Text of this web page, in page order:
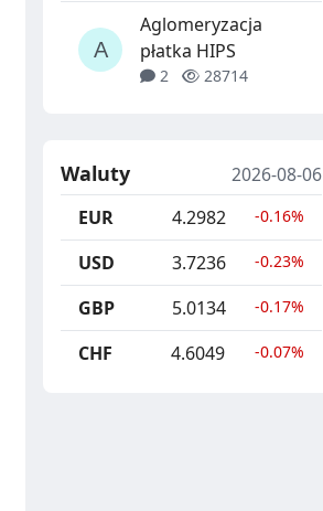
Aglomeryzacja
płatka HIPS
2 28714
Waluty
2026-08-06
EUR
4.2982 -0.16%
USD 3.7236 -0.23%
GBP 5.0134 -0.17%
CHF 4.6049 -0.07%